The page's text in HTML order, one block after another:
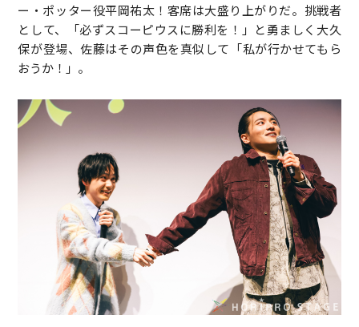
ー・ポッター役平岡祐太！客席は大盛り上がりだ。挑戦者
として、「必ずスコーピウスに勝利を！」と勇ましく大久
保が登場、佐藤はその声色を真似して「私が行かせてもら
おうか！」。